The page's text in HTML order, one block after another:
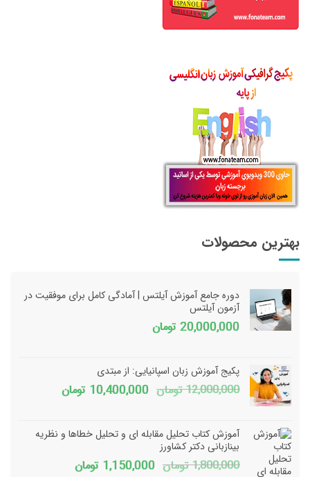
بهترین محصولات
دوره جامع آموزش آیلتس | آمادگی کامل برای موفقیت در
آزمون آیلتس
20,000,000 تومان
پکیج آموزش زبان اسپانیایی: از مبتدی
12,000,000 تومان قیمت
12,000,000 تومان
بود.
10,400,000 تومانقیمت
است.
آموزش کتاب تحلیل مقابله ای و تحلیل خطاها و نظریه
بینازبانی دکتر کشاورز
1,800,000 تومان قیمت
1,150,000 تومانقیمت